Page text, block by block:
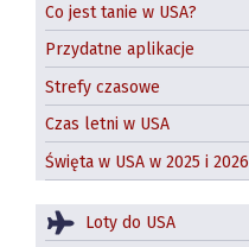
Co jest tanie w USA?
Przydatne aplikacje
Strefy czasowe
Czas letni w USA
Święta w USA w 2025 i 2026
Loty do USA